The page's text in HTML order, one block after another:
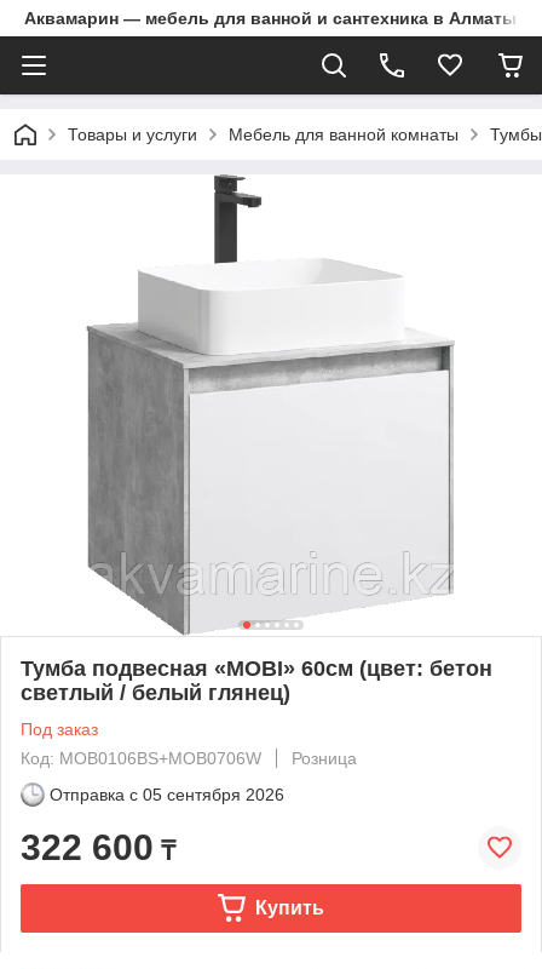
Аквамарин — мебель для ванной и сантехника в Алматы |
Товары и услуги Мебель для ванной комнаты
Тумба подвесная «MOBI» 60см (цвет: бетон
светлый / белый глянец)
Под заказ
Код: MOB0106BS+MOB0706W
Розница
Отправка с 05 сентября 2026
322 600 ₸
Купить